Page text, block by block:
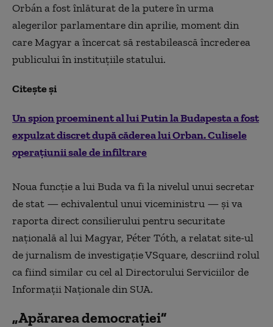
Orbán a fost înlăturat de la putere în urma
alegerilor parlamentare din aprilie, moment din
care Magyar a încercat să restabilească încrederea
publicului în instituțiile statului.
Citește și
Un spion proeminent al lui Putin la Budapesta a fost
expulzat discret după căderea lui Orban. Culisele
operațiunii sale de infiltrare
Noua funcție a lui Buda va fi la nivelul unui secretar
de stat — echivalentul unui viceministru — și va
raporta direct consilierului pentru securitate
națională al lui Magyar, Péter Tóth, a relatat site-ul
de jurnalism de investigație VSquare, descriind rolul
ca fiind similar cu cel al Directorului Serviciilor de
Informații Naționale din SUA.
„Apărarea democrației”